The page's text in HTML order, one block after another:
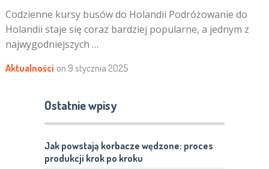
Codzienne kursy busów do Holandii Podróżowanie do
Holandii staje się coraz bardziej popularne, a jednym z
najwygodniejszych …
Aktualności on 9 stycznia 2025
Ostatnie wpisy
Jak powstają korbacze wędzone: proces
produkcji krok po kroku